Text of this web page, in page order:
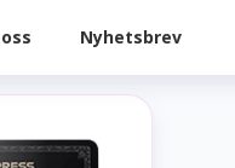
Nyhetsbrev